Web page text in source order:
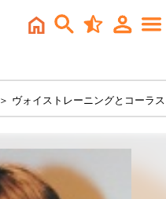
＞ ヴォイストレーニングとコーラス